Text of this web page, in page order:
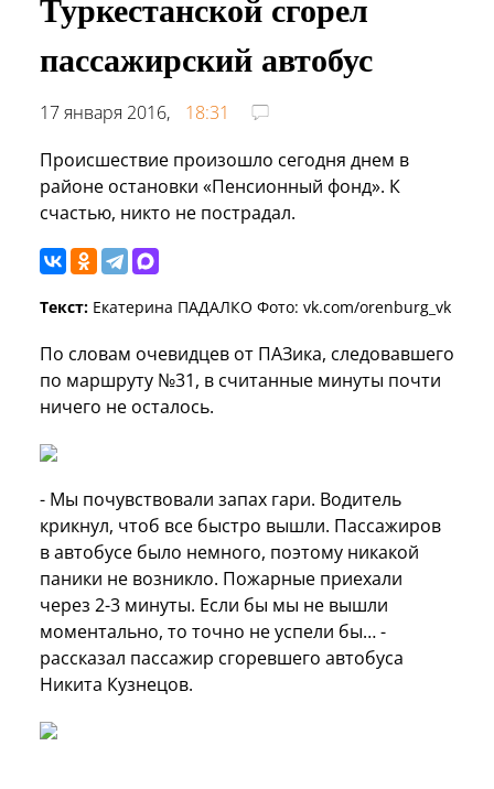
пассажирский автобус
17 января 2016,
18:31
Происшествие произошло сегодня днем в
районе остановки «Пенсионный фонд». К
счастью, никто не пострадал.
Текст: Екатерина ПАДАЛКО Фото: vk.com/orenburg_vk
По словам очевидцев от ПАЗика, следовавшего
по маршруту №31, в считанные минуты почти
ничего не осталось.
- Мы почувствовали запах гари. Водитель
крикнул, чтоб все быстро вышли. Пассажиров
в автобусе было немного, поэтому никакой
паники не возникло. Пожарные приехали
через 2-3 минуты. Если бы мы не вышли
моментально, то точно не успели бы… -
рассказал пассажир сгоревшего автобуса
Никита Кузнецов.